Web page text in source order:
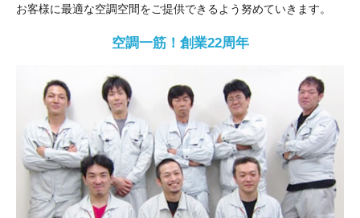
お客様に最適な空調空間をご提供できるよう努めていきます。
空調一筋！創業22周年